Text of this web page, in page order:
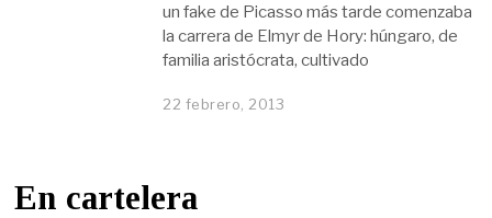
un fake de Picasso más tarde comenzaba
la carrera de Elmyr de Hory: húngaro, de
familia aristócrata, cultivado
22 febrero, 2013
En cartelera